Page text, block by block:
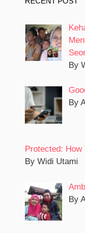
By
By
Protected:
By Widi Utami
By